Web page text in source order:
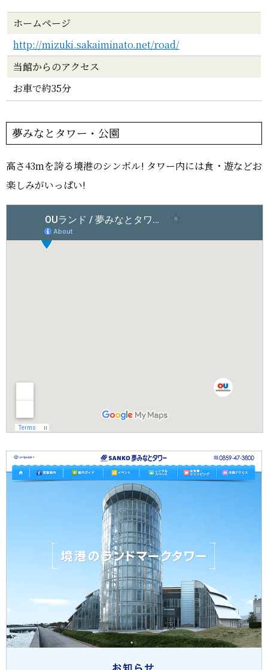
ホームページ
http://mizuki.sakaiminato.net/road/
当館からのアクセス
お車で約35分
夢みなとタワー・公園
高さ43mを誇る境港のシンボル! タワー内には食・遊などお
楽しみがいっぱい!